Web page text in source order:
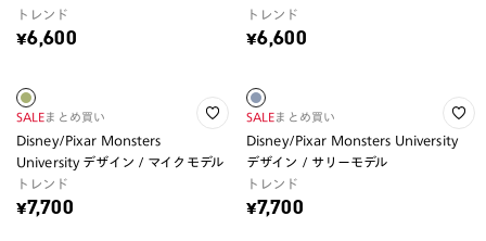
トレンド
¥6,600
トレンド
¥6,600
SALEまとめ買い
Disney/Pixar Monsters
University デザイン / マイクモデル
トレンド
¥7,700
SALEまとめ買い
Disney/Pixar Monsters University
デザイン / サリーモデル
トレンド
¥7,700